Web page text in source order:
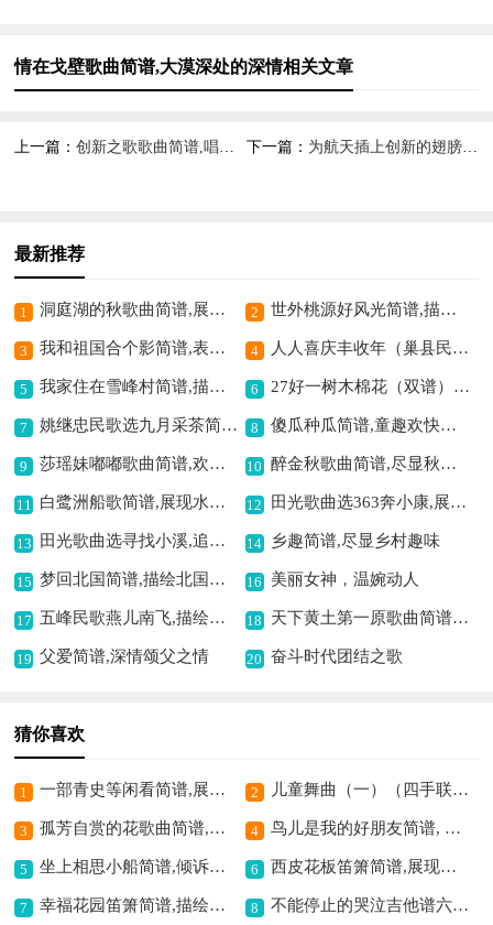
情在戈壁歌曲简谱,大漠深处的深情相关文章
上一篇：创新之歌歌曲简谱,唱响创新的旋律 下一篇： 为航天插上创新的翅膀歌曲简谱,激发航天创新豪情
最新推荐
1 洞庭湖的秋歌曲简谱,展现秋湖之美 2 世外桃源好风光简谱,描绘田园美意境
3 我和祖国合个影简谱,表达爱国深情 4 人人喜庆丰收年（巢县民歌）歌曲简谱,展现丰收喜悦情
5 我家住在雪峰村简谱,描绘乡村好风光 6 27好一树木棉花（双谱）歌曲简谱,展现木棉之美
7 姚继忠民歌选九月采茶简谱,展现重阳风情 8 傻瓜种瓜简谱,童趣欢快之曲
9 莎瑶妹嘟嘟歌曲简谱,欢快旋律传童真 10 醉金秋歌曲简谱,尽显秋日之浪漫
11 白鹭洲船歌简谱,展现水乡风情 12 田光歌曲选363奔小康,展现希望之景
13 田光歌曲选寻找小溪,追寻自然之美 14 乡趣简谱,尽显乡村趣味
15 梦回北国简谱,描绘北国之梦 16 美丽女神，温婉动人
17 五峰民歌燕儿南飞,描绘美好自然景 18 天下黄土第一原歌曲简谱,展现黄土雄浑之美
19 父爱简谱,深情颂父之情 20 奋斗时代团结之歌
猜你喜欢
1 一部青史等闲看简谱,展现东周风云 2 儿童舞曲（一）（四手联弹）简谱,充满童趣活力
3 孤芳自赏的花歌曲简谱,展现独美之韵味 4 鸟儿是我的好朋友简谱, 传递纯真友谊情
5 坐上相思小船简谱,倾诉相思柔情 6 西皮花板笛箫简谱,展现京剧活泼韵律
7 幸福花园笛箫简谱,描绘温馨美好之景 8 不能停止的哭泣吉他谱六线谱,倾诉悲伤之情